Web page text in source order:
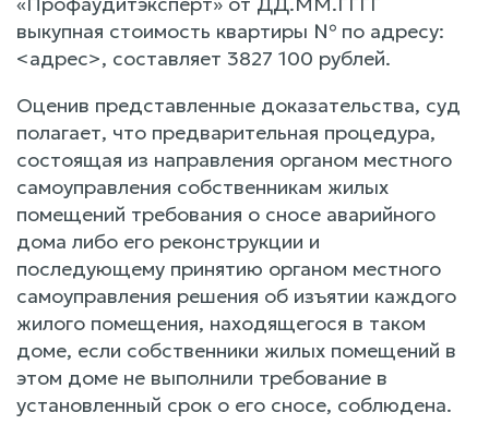
выкупная стоимость квартиры № по адресу:
<адрес>, составляет 3827 100 рублей.
Оценив представленные доказательства, суд
полагает, что предварительная процедура,
состоящая из направления органом местного
самоуправления собственникам жилых
помещений требования о сносе аварийного
дома либо его реконструкции и
последующему принятию органом местного
самоуправления решения об изъятии каждого
жилого помещения, находящегося в таком
доме, если собственники жилых помещений в
этом доме не выполнили требование в
установленный срок о его сносе, соблюдена.